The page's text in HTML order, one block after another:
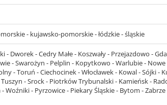
- kujawsko-pomorskie - łódzkie - śląskie
- Dworek - Cedry Małe - Koszwały - Przejazdowo -
- Swarożyn - Pelplin - Kopytkowo - Warlubie -
- Toruń - Ciechocinek - Włocławek - Kowal - Sójki -
- Srock - Piotrków Trybunalski - Kamieńsk -
Woźniki - Pyrzowice - Piekary Śląskie - Bytom -